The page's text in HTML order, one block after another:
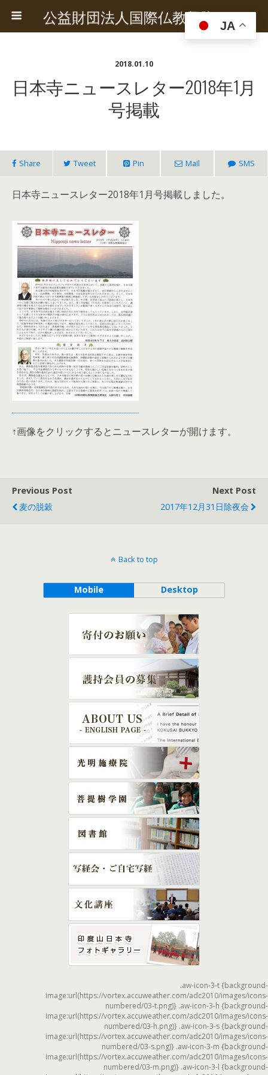
公益財団法人国際仏教興隆協会
2018.01.10
日本寺ニュースレター2018年1月
号掲載
Share Tweet Pin Mail SMS
日本寺ニュースレター2018年1月号掲載しました。
↑画像をクリックするとニュースレターが開けます。
Previous Post
麦の脱穀
Next Post
2017年12月31日除夜会
Back to top
Mobile Desktop
.aw-icon-3-t {background-
image:url(https://vortex.accuweather.com/adc2010/images/icons-
numbered/03-t.png)} .aw-icon-3-h {background-
image:url(https://vortex.accuweather.com/adc2010/images/icons-
numbered/03-h.png)} .aw-icon-3-s {background-
image:url(https://vortex.accuweather.com/adc2010/images/icons-
numbered/03-s.png)} .aw-icon-3-m {background-
image:url(https://vortex.accuweather.com/adc2010/images/icons-
numbered/03-m.png)} .aw-icon-3-l {background-
JA